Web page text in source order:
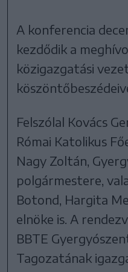
A konferencia
kezdődik a
közigazgatási
Felszólal Kovács
Római Katolikus
Nagy Zoltán,
polgármestere,
Botond, Hargita
elnöke is. A
BBTE
Tagozatának